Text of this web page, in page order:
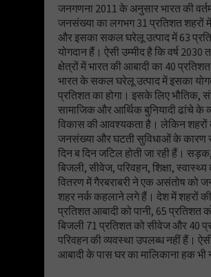
जनगणना 2011 के अनुसार भारत की
जनसंख्या का लगभग 31 प्रतिशत शहरों
और इसका सकल घरेलू उत्पाद में 63
योगदान हैं। ऐसी उम्मीद है कि वर्ष 2030
क्षेत्रों में भारत की आबादी का 40
भारत के सकल घरेलू उत्पाद में इसका
प्रतिशत का होगा। इसके लिए भौतिक,
सामाजिक और आर्थिक बुनियादी ढांचे के
विकास की आवश्यकता है। लेकिन शहरों
जनसंख्या और घटती सुविधाओं के कारण
दिन ब दिन जटिल होती जा रही हैं। सड़क,
बिजली, सीवेज, परिवहन, शिक्षा, स्वास्थ्य
वितरण में गैरबराबरी ने एक असंतोष को
शहर नर्क कहलाने लगे हैं। देश में शहरों
प्रतिशत आबादी को पानी, 65 प्रतिशत को
बिजली 71 प्रतिशत को सीवेज और 40
परिवहन की व्यवस्था उपलब्ध नहीं हैं।
आबादी के पास घर का मालिकाना हक भी